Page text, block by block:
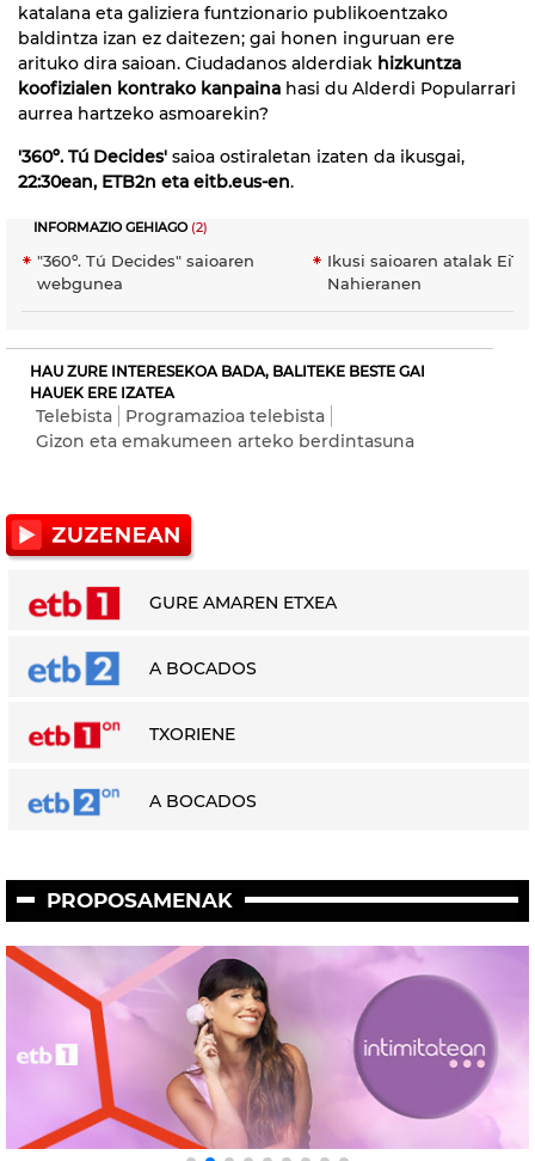
katalana eta galiziera funtzionario publikoentzako
baldintza izan ez daitezen; gai honen inguruan ere
arituko dira saioan. Ciudadanos alderdiak hizkuntza
koofizialen kontrako kanpaina hasi du Alderdi Popularrari
aurrea hartzeko asmoarekin?
'360º. Tú Decides' saioa ostiraletan izaten da ikusgai,
22:30ean, ETB2n eta eitb.eus-en.
INFORMAZIO GEHIAGO(2)
"360º. Tú Decides" saioaren
webgunea
Ikusi saioaren atalak EiTB
Nahieranen
HAU ZURE INTERESEKOA BADA, BALITEKE BESTE GAI
HAUEK ERE IZATEA
Telebista
Programazioa telebista
Gizon eta emakumeen arteko berdintasuna
GURE AMAREN ETXEA
A BOCADOS
TXORIENE
A BOCADOS
PROPOSAMENAK